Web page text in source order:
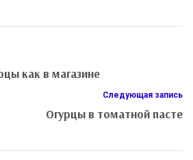
как в магазине
Следующая запись
Огурцы в томатной пасте